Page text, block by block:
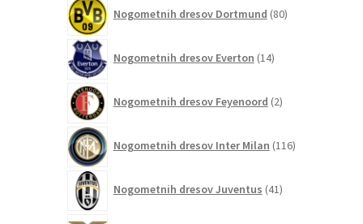
Nogometnih dresov Dortmund 80izdelkov
Nogometnih dresov Everton 14izdelkov
Nogometnih dresov Feyenoord 2izdelka
Nogometnih dresov Inter Milan 116izdelkov
Nogometnih dresov Juventus 41izdelkov